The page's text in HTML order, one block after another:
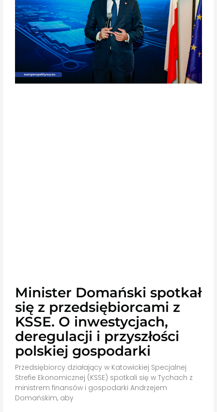
Minister Domański spotkał
się z przedsiębiorcami z
KSSE. O inwestycjach,
deregulacji i przyszłości
polskiej gospodarki
Przedsiębiorcy działający w Katowickiej Specjalnej
Strefie Ekonomicznej (KSSE) spotkali się w Tychach z
ministrem finansów i gospodarki Andrzejem
Domańskim, aby